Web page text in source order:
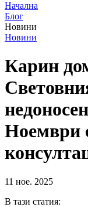
Начална
Блог
Новини
Новини
Карин
Ноември
11 ное. 2025
В тази статия: